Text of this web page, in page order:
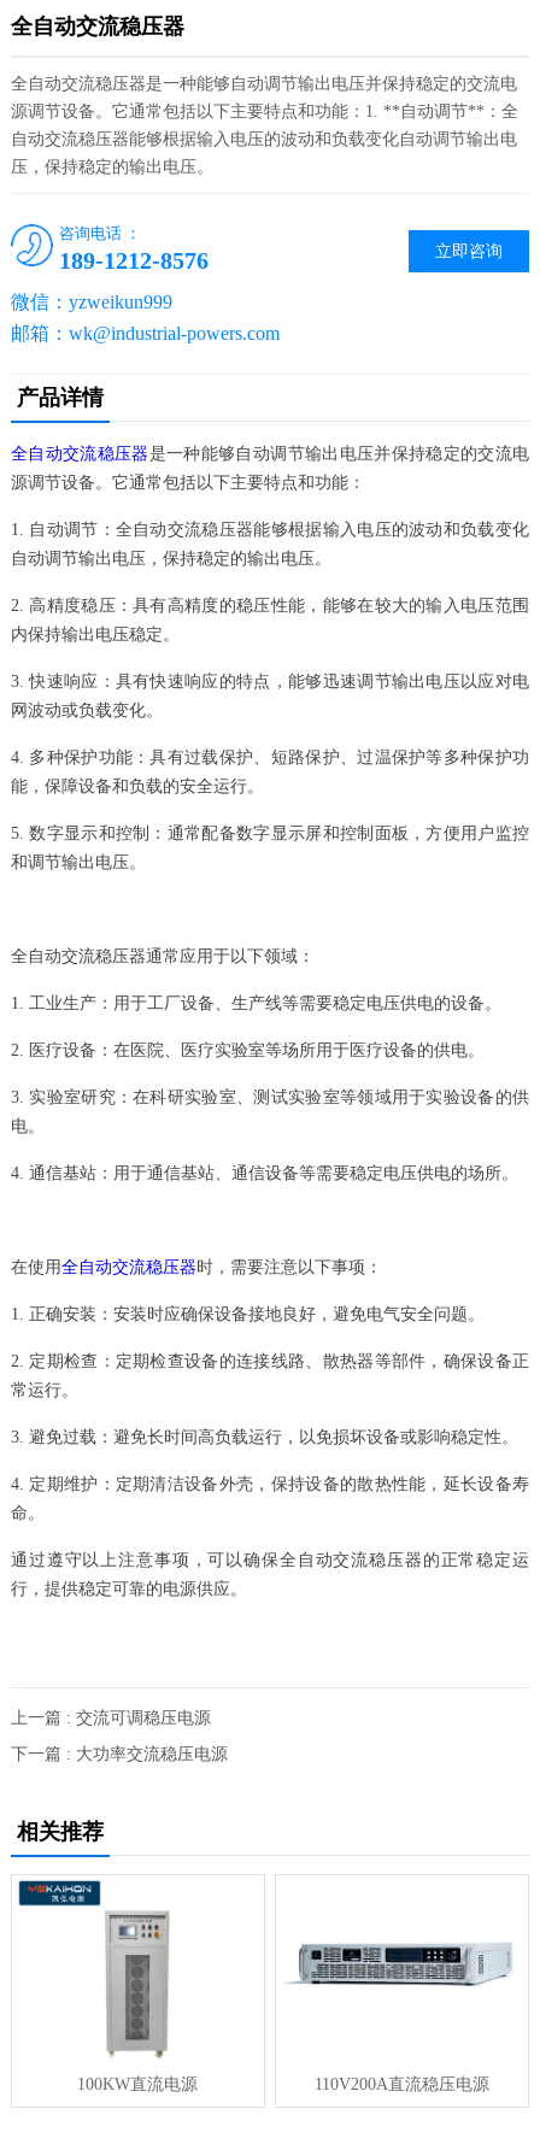
全自动交流稳压器
全自动交流稳压器是一种能够自动调节输出电压并保持稳定的交流电
源调节设备。它通常包括以下主要特点和功能：1. **自动调节**：全
自动交流稳压器能够根据输入电压的波动和负载变化自动调节输出电
压，保持稳定的输出电压。
立即咨询
咨询电话 ：
189-1212-8576
微信：yzweikun999
邮箱：wk@industrial-powers.com
产品详情
全自动交流稳压器是一种能够自动调节输出电压并保持稳定的交流电
源调节设备。它通常包括以下主要特点和功能：
1. 自动调节：全自动交流稳压器能够根据输入电压的波动和负载变化
自动调节输出电压，保持稳定的输出电压。
2. 高精度稳压：具有高精度的稳压性能，能够在较大的输入电压范围
内保持输出电压稳定。
3. 快速响应：具有快速响应的特点，能够迅速调节输出电压以应对电
网波动或负载变化。
4. 多种保护功能：具有过载保护、短路保护、过温保护等多种保护功
能，保障设备和负载的安全运行。
5. 数字显示和控制：通常配备数字显示屏和控制面板，方便用户监控
和调节输出电压。
全自动交流稳压器通常应用于以下领域：
1. 工业生产：用于工厂设备、生产线等需要稳定电压供电的设备。
2. 医疗设备：在医院、医疗实验室等场所用于医疗设备的供电。
3. 实验室研究：在科研实验室、测试实验室等领域用于实验设备的供
电。
4. 通信基站：用于通信基站、通信设备等需要稳定电压供电的场所。
在使用全自动交流稳压器时，需要注意以下事项：
1. 正确安装：安装时应确保设备接地良好，避免电气安全问题。
2. 定期检查：定期检查设备的连接线路、散热器等部件，确保设备正
常运行。
3. 避免过载：避免长时间高负载运行，以免损坏设备或影响稳定性。
4. 定期维护：定期清洁设备外壳，保持设备的散热性能，延长设备寿
命。
通过遵守以上注意事项，可以确保全自动交流稳压器的正常稳定运
行，提供稳定可靠的电源供应。
上一篇 : 交流可调稳压电源
下一篇 : 大功率交流稳压电源
相关推荐
100KW直流电源 110V200A直流稳压电源